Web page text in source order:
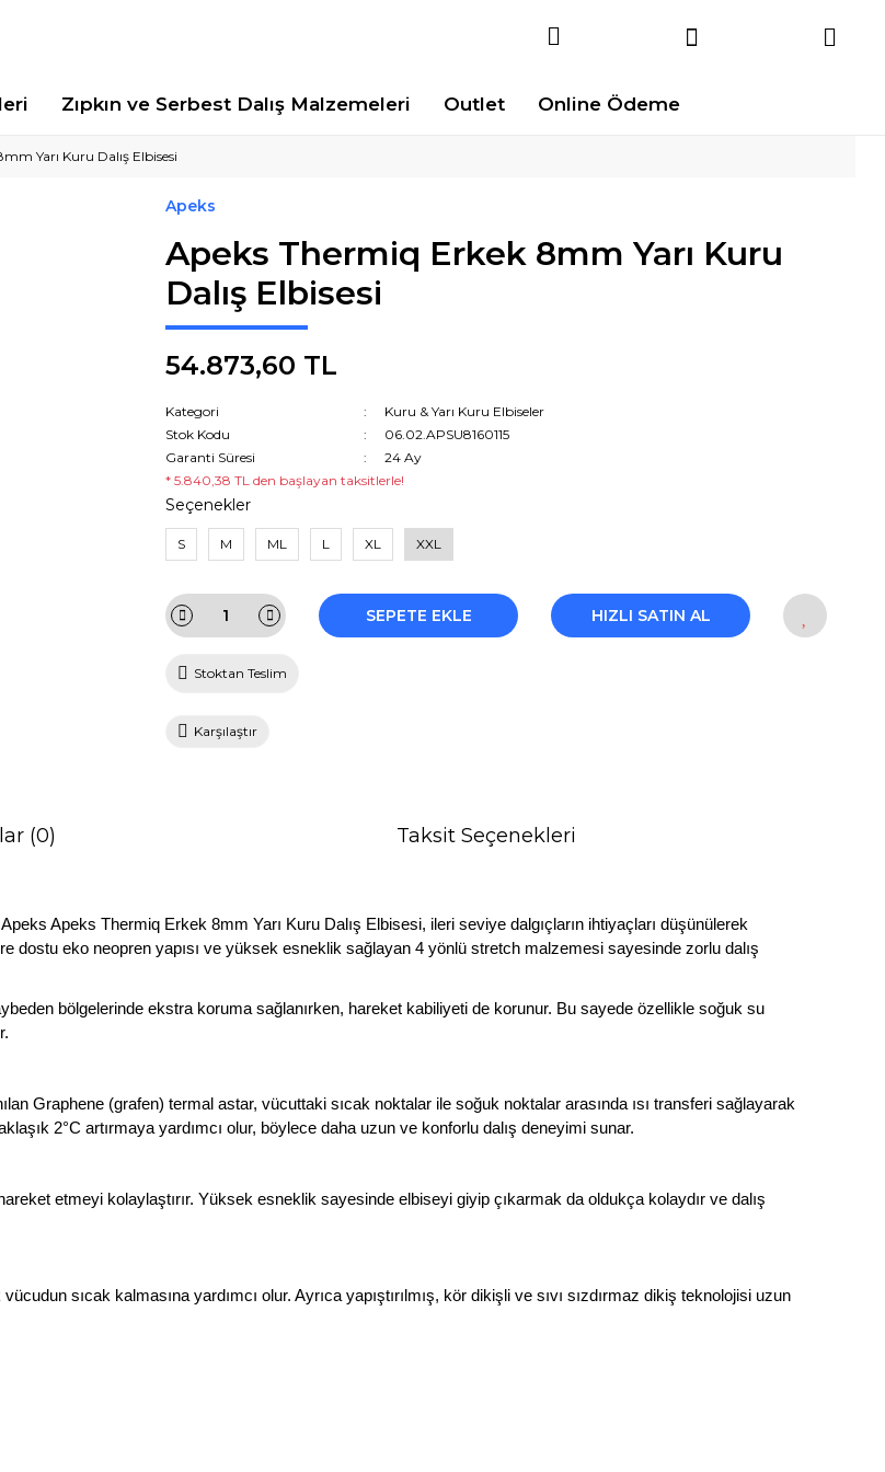
Zıpkın ve Serbest Dalış Malzemeleri Outlet Online Ödeme
Yarı Kuru Dalış Elbisesi
Apeks
Apeks Thermiq Erkek 8mm Yarı Kuru
Dalış Elbisesi
54.873,60 TL
Kategori
Kuru & Yarı Kuru Elbiseler
Stok Kodu
06.02.APSU8160115
Garanti Süresi
24 Ay
* 5.840,38 TL den başlayan taksitlerle!
Seçenekler
S M ML L XL XXL
SEPETE EKLE HIZLI SATIN AL
Stoktan Teslim
Karşılaştır
(0) Taksit Seçenekleri
Apeks Thermiq Erkek 8mm Yarı Kuru Dalış Elbisesi, ileri seviye dalgıçların ihtiyaçları düşünülerek
dostu eko neopren yapısı ve yüksek esneklik sağlayan 4 yönlü stretch malzemesi sayesinde zorlu dalış
bölgelerinde ekstra koruma sağlanırken, hareket kabiliyeti de korunur. Bu sayede özellikle soğuk su
Graphene (grafen) termal astar, vücuttaki sıcak noktalar ile soğuk noktalar arasında ısı transferi sağlayarak
2°C artırmaya yardımcı olur, böylece daha uzun ve konforlu dalış deneyimi sunar.
etmeyi kolaylaştırır. Yüksek esneklik sayesinde elbiseyi giyip çıkarmak da oldukça kolaydır ve dalış
sıcak kalmasına yardımcı olur. Ayrıca yapıştırılmış, kör dikişli ve sıvı sızdırmaz dikiş teknolojisi uzun